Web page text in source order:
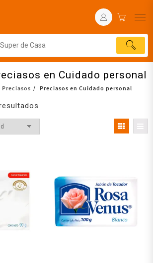
en Cuidado personal
Preciasos Preciasos en Cuidado personal